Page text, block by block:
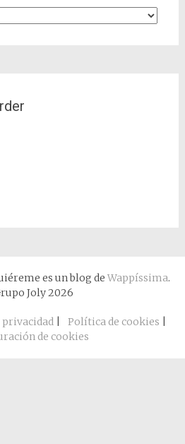
es un blog de Wappíssima.
Joly 2026
| Política de cookies
de cookies